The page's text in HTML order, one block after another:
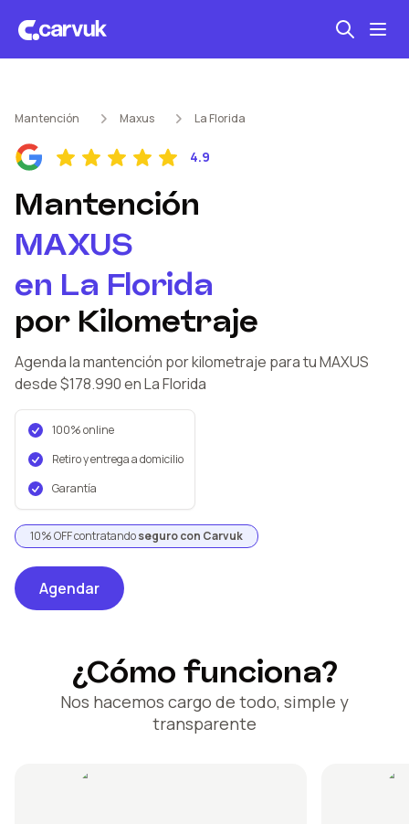
Mantención kilometraje
Revisión técnica
Mantención Maxus La Florida
4.9
Mantención
MAXUS
en La Florida
por Kilometraje
Agenda la mantención por kilometraje para tu MAXUS
desde $178.990en La Florida
100% online
Retiro y entrega a domicilio
Garantía
10% OFF contratandoseguro con Carvuk
Agendar
¿Cómo funciona?
Nos hacemos cargo de todo, simple y
transparente